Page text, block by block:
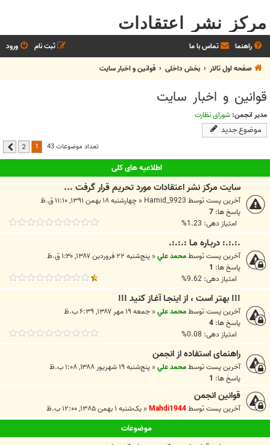
مرکز نشر اعتقادات
راهنما تماس با ما ورود
ثبت نام
صفحه اول تالار
بخش‌ داخلی قوانين و اخبار سايت
قوانين و اخبار سايت
مدیر انجمن: شورای نظارت
موضوع جدید
تعداد موضوعات 43 2 بعدی
اطلاعیه های کلی
سایت مرکز نشر اعتقادات مورد تحریم قرار گرفت ...
آخرین پست توسطHamid_9923
« چهارشنبه ۱۸ بهمن ۱۳۹۱, ۱۱:۱۰ ق.ظ
پاسخ ها: 7
امتیاز دهی: 1.23%
.:.:.: دربـاره مـا :.:.:.
آخرین پست توسطمحمد علي« پنج‌شنبه ۲۲ فروردین ۱۳۸۷, ۱:۳۰ ق.ظ
پاسخ ها: 1
امتیاز دهی: 9.62%
!!! بهتر است ، از اينجـا آغـاز کنيد !!!
آخرین پست توسطمحمد علي« جمعه ۱۹ مهر ۱۳۸۷, ۶:۳۹ ب.ظ
پاسخ ها: 4
امتیاز دهی: 0.08%
راهنمای استفاده از انجمن
آخرین پست توسطمحمد علي« پنج‌شنبه ۱۹ شهریور ۱۳۸۸, ۱:۰۸ ب.ظ
پاسخ ها: 1
قوانین انجمن
آخرین پست توسطMahdi1944
« یک‌شنبه ۱ بهمن ۱۳۸۵, ۱۲:۰۰ ب.ظ
موضوعات